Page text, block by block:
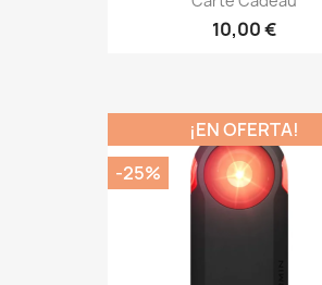
10,00 €
¡EN OFERTA!
-25%